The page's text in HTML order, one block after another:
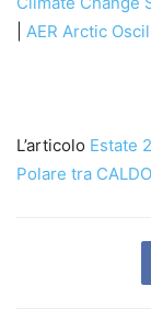
AER Arctic
L’articolo Estate
Polare tra